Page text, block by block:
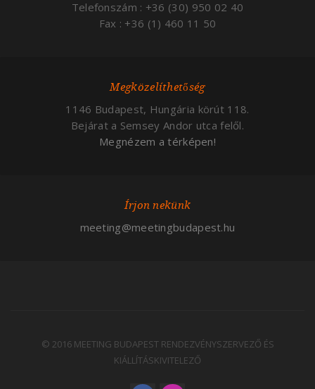
Telefonszám : +36 (30) 950 02 40
Fax : +36 (1) 460 11 50
Megközelíthetőség
1146 Budapest, Hungária körút 118.
Bejárat a Semsey Andor utca felől.
Megnézem a térképen!
Írjon nekünk
meeting@meetingbudapest.hu
© 2016 MEETING BUDAPEST RENDEZVÉNYSZERVEZŐ ÉS
KIÁLLÍTÁSKIVITELEZŐ